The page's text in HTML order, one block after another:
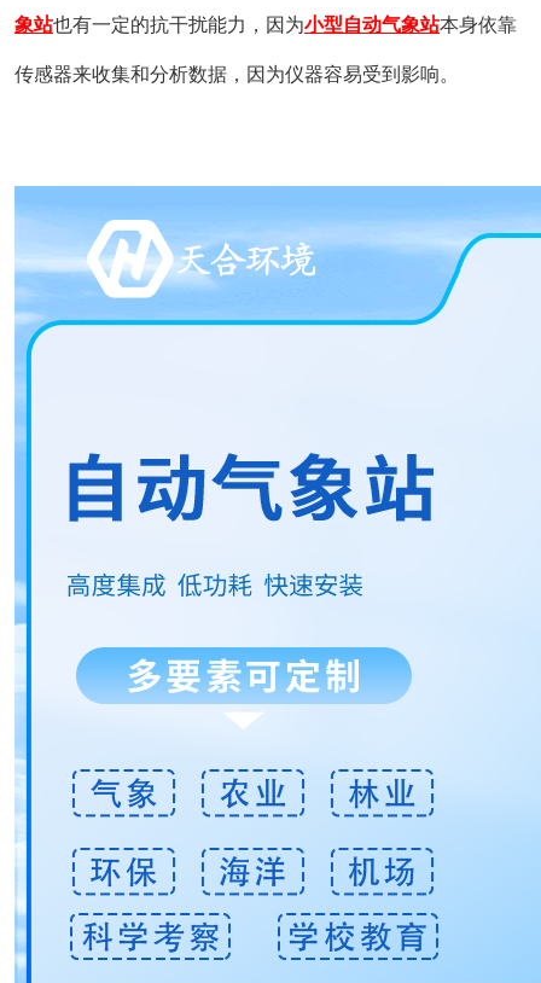
象站也有一定的抗干扰能力，因为小型自动气象站本身依靠
传感器来收集和分析数据，因为仪器容易受到影响。